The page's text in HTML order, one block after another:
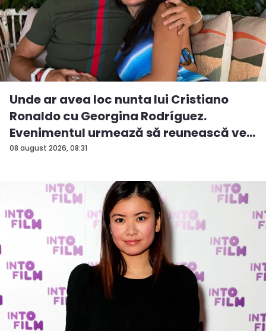
08 august 2026, 08:31
Unde ar avea loc nunta lui Cristiano
Ronaldo cu Georgina Rodríguez.
Evenimentul urmează să reunească ve...